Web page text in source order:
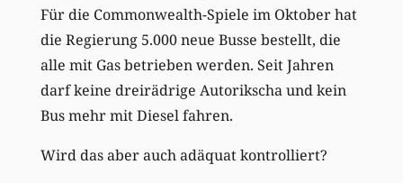
Für die Commonwealth-Spiele im Oktober hat
die Regierung 5.000 neue Busse bestellt, die
alle mit Gas betrieben werden. Seit Jahren
darf keine dreirädrige Autorikscha und kein
Bus mehr mit Diesel fahren.
Wird das aber auch adäquat kontrolliert?